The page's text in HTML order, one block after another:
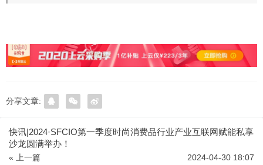
分享文章:
快讯|2024·SFCIO第一季度时尚消费品行业产业互联网赋能私享
沙龙圆满举办！
« 上一篇 2024-04-30 18:07